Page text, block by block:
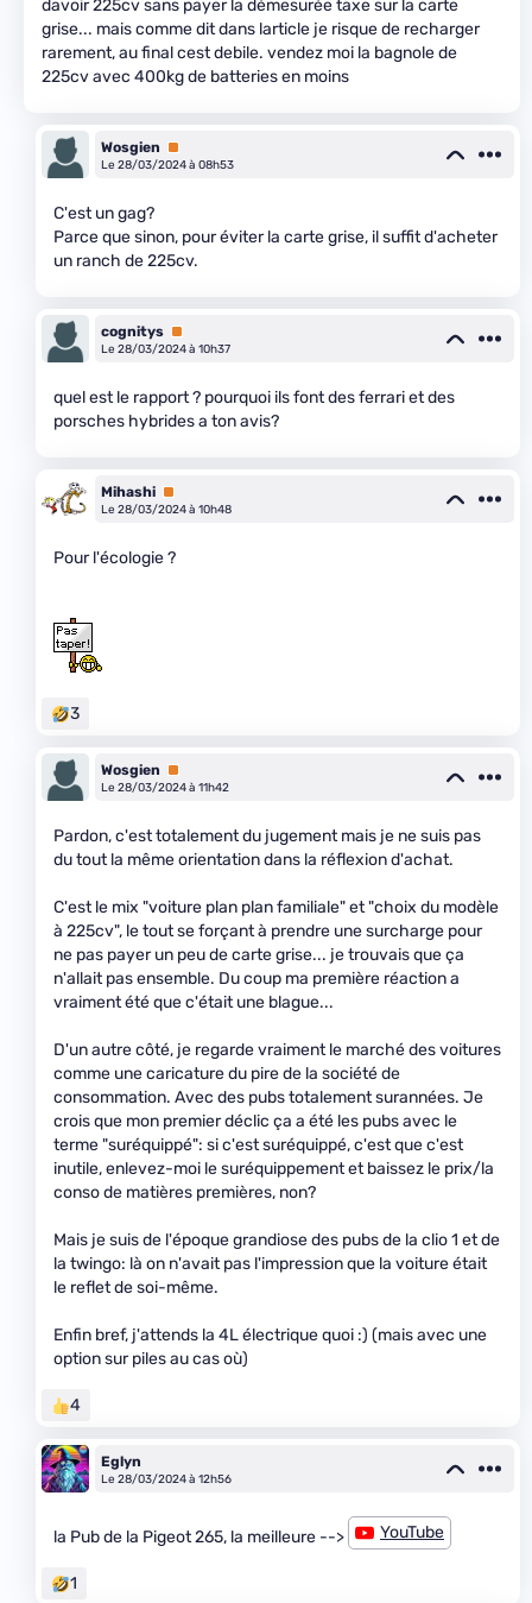
davoir 225cv sans payer la démesurée taxe sur la carte
grise... mais comme dit dans larticle je risque de recharger
rarement, au final cest debile. vendez moi la bagnole de
225cv avec 400kg de batteries en moins
Wosgien
Premium
Le 28/03/2024 à 08h53
C'est un gag?
Parce que sinon, pour éviter la carte grise, il suffit d'acheter
un ranch de 225cv.
cognitys Premium
Le 28/03/2024 à 10h37
quel est le rapport ? pourquoi ils font des ferrari et des
porsches hybrides a ton avis?
Mihashi Premium
Le 28/03/2024 à 10h48
Pour l'écologie ?
3
Wosgien
Premium
Le 28/03/2024 à 11h42
Pardon, c'est totalement du jugement mais je ne suis pas
du tout la même orientation dans la réflexion d'achat.
C'est le mix "voiture plan plan familiale" et "choix du modèle
à 225cv", le tout se forçant à prendre une surcharge pour
ne pas payer un peu de carte grise... je trouvais que ça
n'allait pas ensemble. Du coup ma première réaction a
vraiment été que c'était une blague...
D'un autre côté, je regarde vraiment le marché des voitures
comme une caricature du pire de la société de
consommation. Avec des pubs totalement surannées. Je
crois que mon premier déclic ça a été les pubs avec le
terme "suréquippé": si c'est suréquippé, c'est que c'est
inutile, enlevez-moi le suréquippement et baissez le prix/la
conso de matières premières, non?
Mais je suis de l'époque grandiose des pubs de la clio 1 et de
la twingo: là on n'avait pas l'impression que la voiture était
le reflet de soi-même.
Enfin bref, j'attends la 4L électrique quoi :) (mais avec une
option sur piles au cas où)
4
Eglyn
Le 28/03/2024 à 12h56
la Pub de la Pigeot 265, la meilleure --> YouTube
1